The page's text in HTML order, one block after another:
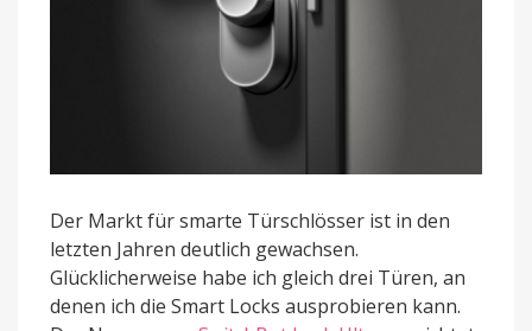
Der Markt für smarte Türschlösser ist in den
letzten Jahren deutlich gewachsen.
Glücklicherweise habe ich gleich drei Türen, an
denen ich die Smart Locks ausprobieren kann.